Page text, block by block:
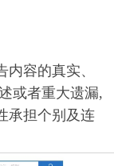
容的真实、
或者重大遗漏,
承担个别及连